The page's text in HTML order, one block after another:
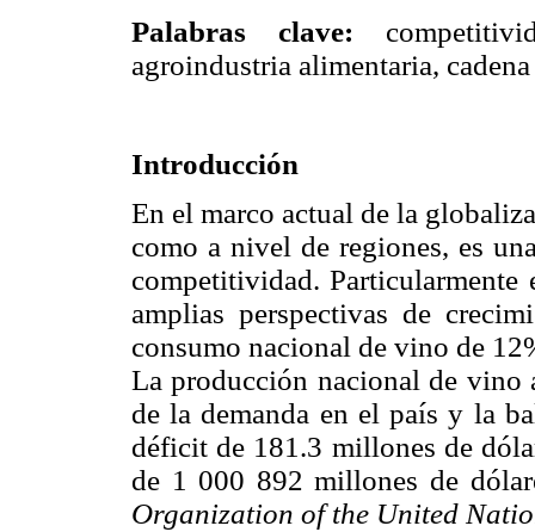
Palabras clave:
agroindustria alimentaria,
Introducción
En el marco actual de la
como a nivel de regiones, es
competitividad.
amplias perspectivas de
consumo nacional de vino de
La producción nacional de vino
de la demanda en el país y la
déficit de 181.3 millones de
de 1 000 892 millones de
Organization of the United